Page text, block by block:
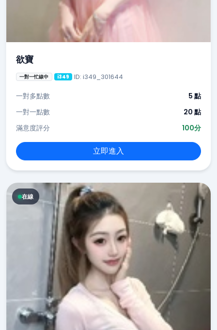
欲寶
一對一忙線中 i349 ID: i349_301644
一對多點數
5 點
一對一點數
20 點
滿意度評分
100分
立即進入
在線